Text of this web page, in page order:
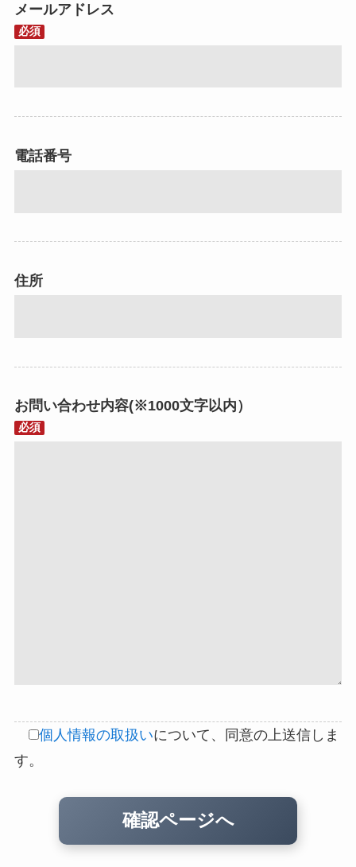
メールアドレス
必須
電話番号
住所
お問い合わせ内容(※1000文字以内）
必須
個人情報の取扱いについて、同意の上送信しま
す。